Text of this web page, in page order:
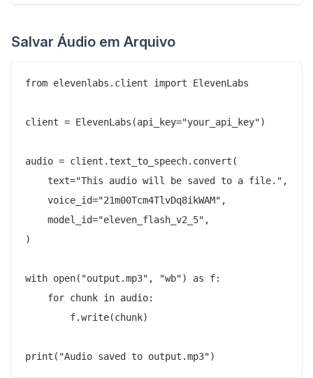
Salvar Áudio em Arquivo
from elevenlabs.client import ElevenLabs
client = ElevenLabs(api_key="your_api_key")
audio = client.text_to_speech.convert(
    text="This audio will be saved to a file.",
    voice_id="21m00Tcm4TlvDq8ikWAM",
    model_id="eleven_flash_v2_5",
)
with open("output.mp3", "wb") as f:
    for chunk in audio:
        f.write(chunk)